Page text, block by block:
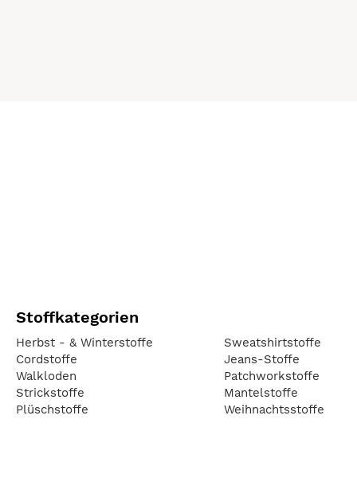
Stoffkategorien
Herbst - & Winterstoffe
Cordstoffe
Walkloden
Strickstoffe
Plüschstoffe
Sweatshirtstoffe
Jeans-Stoffe
Patchworkstoffe
Mantelstoffe
Weihnachtsstoffe